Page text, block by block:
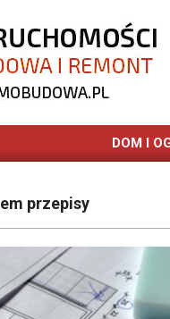
DOM I
przepisy